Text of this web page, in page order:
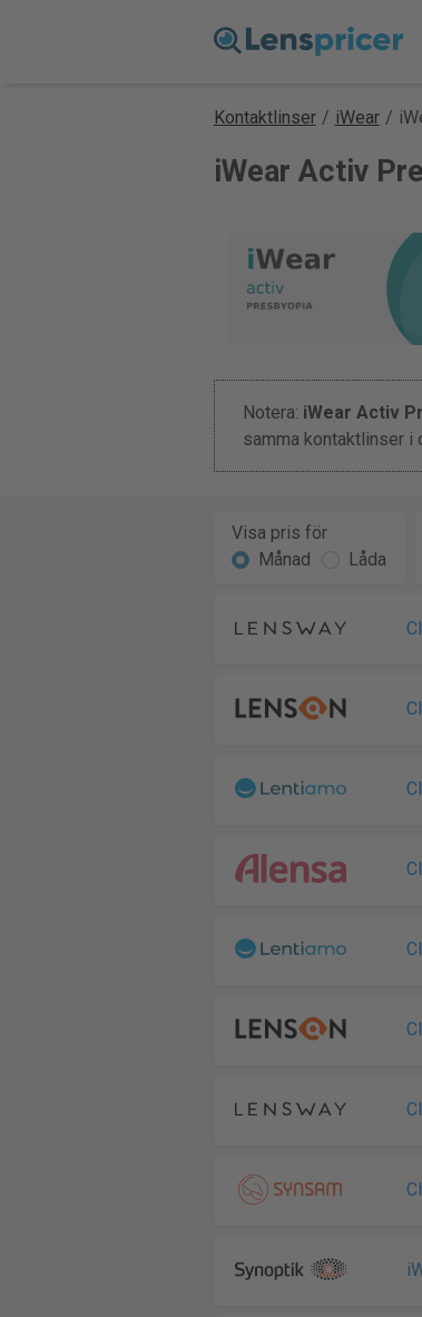
Kontaktlinser / iWear /
iWear Activ
Notera: iWear Activ
samma kontaktlinser i
Visa pris för
Månad
Låda